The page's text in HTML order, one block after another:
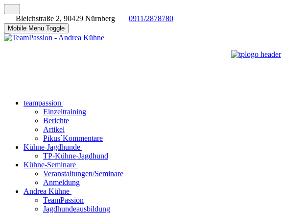
Bleichstraße 2, 90429 Nürnberg 0911/2878780
Mobile Menu Toggle
teampassion
Einzeltraining
Berichte
Artikel
Pikus`Kommentare
Kühne-Jagdhunde
TP-Kühne-Jagdhund
Kühne-Seminare
Veranstaltungen/Seminare
Anmeldung
Andrea Kühne
TeamPassion
Jagdhundeausbildung